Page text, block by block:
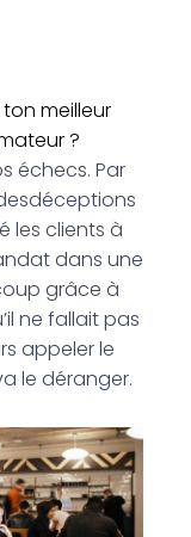
meilleur
?
échecs. Par
les clients à
dans une
grâce à
ne fallait pas
appeler le
le déranger.